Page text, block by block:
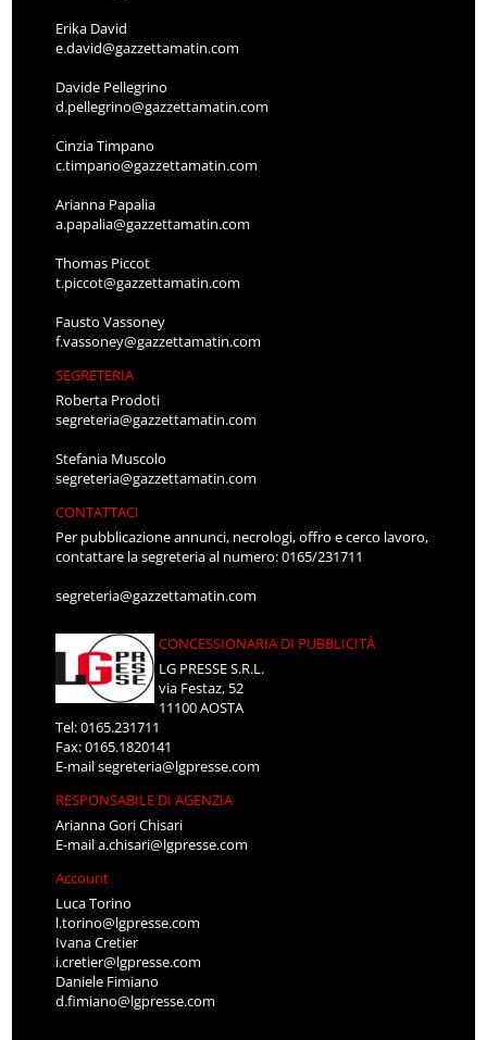
Erika David
e.david@gazzettamatin.com
Davide Pellegrino
d.pellegrino@gazzettamatin.com
Cinzia Timpano
c.timpano@gazzettamatin.com
Arianna Papalia
a.papalia@gazzettamatin.com
Thomas Piccot
t.piccot@gazzettamatin.com
Fausto Vassoney
f.vassoney@gazzettamatin.com
SEGRETERIA
Roberta Prodoti
segreteria@gazzettamatin.com
Stefania Muscolo
segreteria@gazzettamatin.com
CONTATTACI
Per pubblicazione annunci, necrologi, offro e cerco lavoro,
contattare la segreteria al numero: 0165/231711
segreteria@gazzettamatin.com
CONCESSIONARIA DI PUBBLICITÀ
LG PRESSE S.R.L.
via Festaz, 52
11100 AOSTA
Tel: 0165.231711
Fax: 0165.1820141
E-mailsegreteria@lgpresse.com
RESPONSABILE DI AGENZIA
Arianna Gori Chisari
E-maila.chisari@lgpresse.com
Account
Luca Torino
l.torino@lgpresse.com
Ivana Cretier
i.cretier@lgpresse.com
Daniele Fimiano
d.fimiano@lgpresse.com